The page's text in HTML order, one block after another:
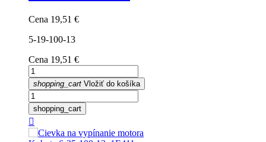
Cena 19,51 €
5-19-100-13
Cena 19,51 €
shopping_cart Vložiť do košíka
shopping_cart
